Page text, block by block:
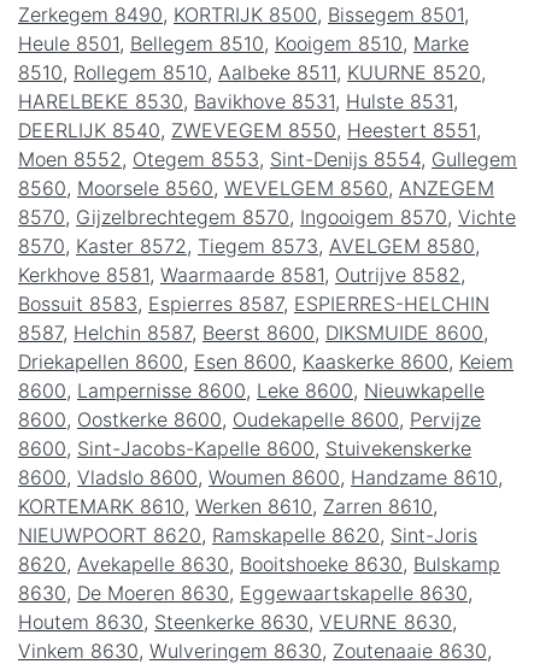
Zerkegem 8490, KORTRIJK 8500, Bissegem 8501,
Heule 8501, Bellegem 8510, Kooigem 8510, Marke
8510, Rollegem 8510, Aalbeke 8511, KUURNE 8520,
HARELBEKE 8530, Bavikhove 8531, Hulste 8531,
DEERLIJK 8540, ZWEVEGEM 8550, Heestert 8551,
Moen 8552 , Otegem 8553, Sint-Denijs 8554, Gullegem
8560, Moorsele 8560, WEVELGEM 8560, ANZEGEM
8570, Gijzelbrechtegem 8570, Ingooigem 8570, Vichte
8570, Kaster 8572 , Tiegem 8573, AVELGEM 8580,
Kerkhove 8581, Waarmaarde 8581, Outrijve 8582 ,
Bossuit 8583, Espierres 8587, ESPIERRES-HELCHIN
8587, Helchin 8587, Beerst 8600, DIKSMUIDE 8600,
Driekapellen 8600, Esen 8600, Kaaskerke 8600, Keiem
8600, Lampernisse 8600, Leke 8600, Nieuwkapelle
8600, Oostkerke 8600, Oudekapelle 8600, Pervijze
8600, Sint-Jacobs-Kapelle 8600, Stuivekenskerke
8600, Vladslo 8600, Woumen 8600, Handzame 8610,
KORTEMARK 8610, Werken 8610, Zarren 8610,
NIEUWPOORT 8620, Ramskapelle 8620, Sint-Joris
8620, Avekapelle 8630, Booitshoeke 8630, Bulskamp
8630, De Moeren 8630, Eggewaartskapelle 8630,
Houtem 8630, Steenkerke 8630, VEURNE 8630,
Vinkem 8630, Wulveringem 8630, Zoutenaaie 8630,